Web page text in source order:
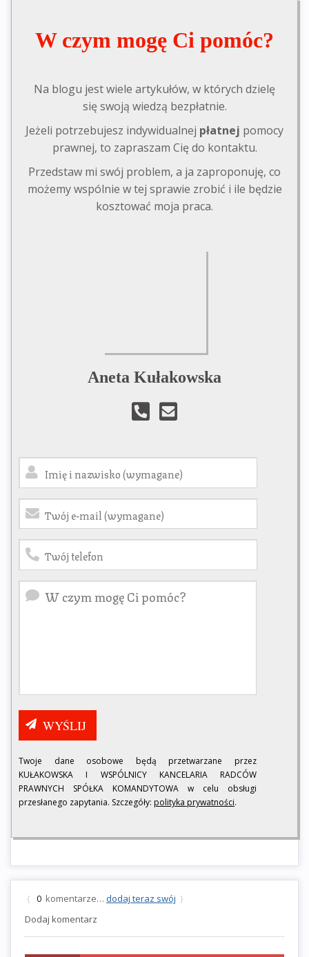
W czym mogę Ci pomóc?
Na blogu jest wiele artykułów, w których dzielę
się swoją wiedzą bezpłatnie.
Jeżeli potrzebujesz indywidualnej płatnej pomocy
prawnej, to zapraszam Cię do kontaktu.
Przedstaw mi swój problem, a ja zaproponuję, co
możemy wspólnie w tej sprawie zrobić i ile będzie
kosztować moja praca.
Aneta Kułakowska
Twoje dane osobowe będą przetwarzane przez
KUŁAKOWSKA I WSPÓLNICY KANCELARIA RADCÓW
PRAWNYCH SPÓŁKA KOMANDYTOWA w celu obsługi
przesłanego zapytania. Szczegóły: polityka prywatności.
{ 0 komentarze… dodaj teraz swój }
Dodaj komentarz